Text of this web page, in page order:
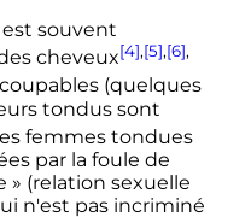
souvent
cheveux[4],[5],[6],
(quelques
tondus sont
femmes tondues
par la foule de
» (relation sexuelle
n'est pas incriminé